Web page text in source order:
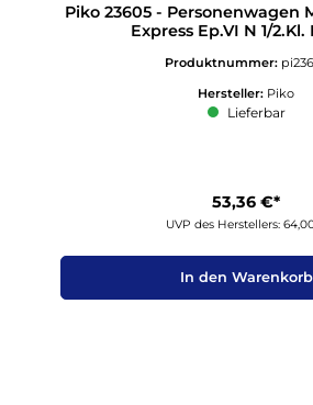
Piko 23605 - Personenwagen
Express Ep.VI N 1/2.Kl.
Produktnummer:
Hersteller: Piko
Lieferbar
53,36 €*
UVP des Herstellers:
In den Warenkorb